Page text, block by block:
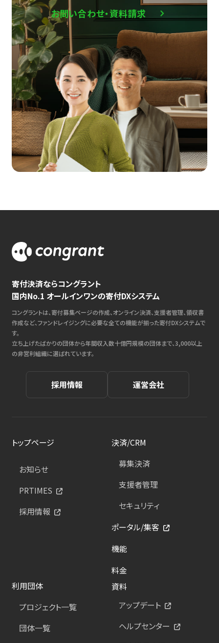
お問い合わせ・資料請求
寄付決済ならコングラント
国内No.1 オールインワンの寄付DXシステム
コングラントは、寄付募集ページの作成、オンライン決済、支援者管理、領収書
作成など、ファンドレイジングに必要な全ての機能が揃った寄付DXシステムで
す。
立ち上げたばかりの団体から年間収入数十億円規模の団体まで、3,000以上
の非営利組織に選ばれています。
採用情報 運営会社
トップページ
お知らせ
PRTIMES
採用情報
決済/CRM
募集決済
支援者管理
セキュリティ
ポータル/集客
機能
料金
利用団体
プロジェクト一覧
団体一覧
資料
アップデート
ヘルプセンター